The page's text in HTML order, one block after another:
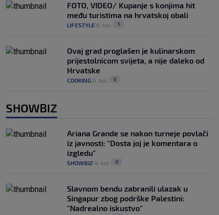
FOTO, VIDEO/ Kupanje s konjima hit
među turistima na hrvatskoj obali
LIFESTYLE 6. kol. 1
Ovaj grad proglašen je kulinarskom
prijestolnicom svijeta, a nije daleko od
Hrvatske
COOKING 5. kol. 0
SHOWBIZ
Ariana Grande se nakon turneje povlači
iz javnosti: "Dosta joj je komentara o
izgledu"
SHOWBIZ 4. kol. 0
Slavnom bendu zabranili ulazak u
Singapur zbog podrške Palestini:
"Nadrealno iskustvo"